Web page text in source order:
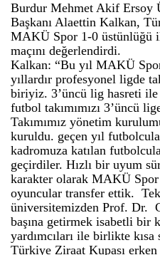
Burdur Mehmet Akif Ersoy
Başkanı Alaettin Kalkan,
MAKÜ Spor 1-0 üstünlüğü
maçını değerlendirdi.
Kalkan: “Bu yıl MAKÜ
yıllardır profesyonel ligde
biriyiz. 3’üncü lig hasreti
futbol takımımızı 3’üncü
Takımımız yönetim
kuruldu. geçen yıl
kadromuza katılan
geçirdiler. Hızlı bir uyum
karakter olarak MAKÜ Spor
oyuncular transfer ettik.
üniversitemizden Prof. Dr.
başına getirmek isabetli bir
yardımcıları ile birlikte kısa
Türkiye Ziraat Kupası erken